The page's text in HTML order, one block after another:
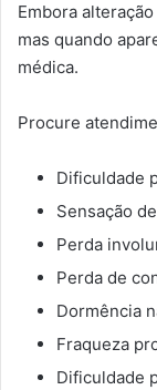
Embora
mas quando
médica.
Procure
Dificuldade
Sensação
Perda
Perda de
Dormência
Fraqueza
Dificuldade